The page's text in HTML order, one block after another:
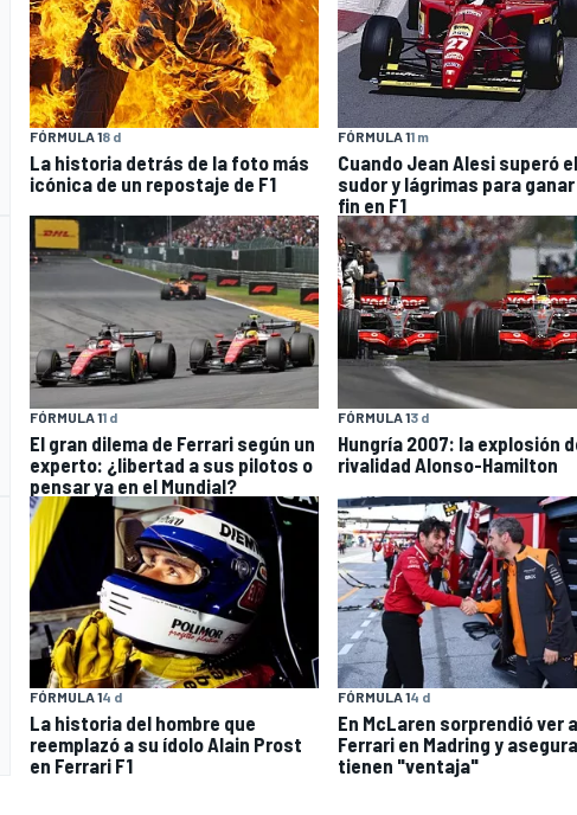
FÓRMULA 18 d
La historia detrás de la foto más
icónica de un repostaje de F1
FÓRMULA 11 m
Cuando Jean Alesi superó el
sudor y lágrimas para
fin en F1
FÓRMULA 11 d
El gran dilema de Ferrari según un
experto: ¿libertad a sus pilotos o
pensar ya en el Mundial?
FÓRMULA 13 d
Hungría 2007: la explosión
rivalidad Alonso-Hamilton
FÓRMULA 14 d
La historia del hombre que
reemplazó a su ídolo Alain Prost
en Ferrari F1
FÓRMULA 14 d
En McLaren sorprendió ver a
Ferrari en Madring y
tienen "ventaja"